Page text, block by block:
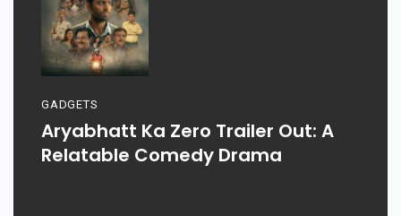
GADGETS
Aryabhatt Ka Zero Trailer Out: A
Relatable Comedy Drama